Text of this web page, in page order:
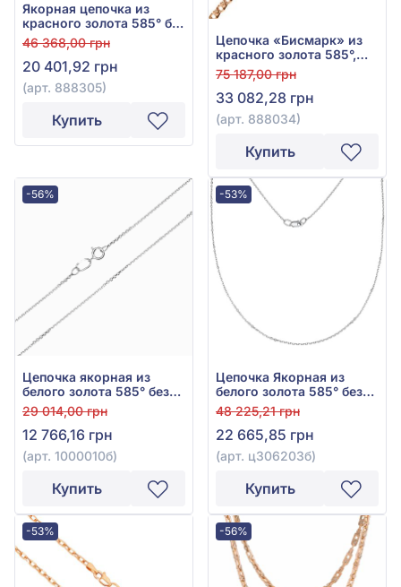
Якорная цепочка из
красного золота 585° без
вставки, арт. 888305
46 368,00 грн
20 401,92 грн
(арт. 888305)
Купить
Цепочка «Бисмарк» из
красного золота 585°,
без вставки, арт. 888034
75 187,00 грн
33 082,28 грн
(арт. 888034)
Купить
-56%
Цепочка якорная из
белого золота 585° без
вставки, арт. 1000010б
29 014,00 грн
12 766,16 грн
(арт. 1000010б)
Купить
-53%
Цепочка Якорная из
белого золота 585° без
вставки, арт. ц306203б
48 225,21 грн
22 665,85 грн
(арт. ц306203б)
Купить
-53% -56%